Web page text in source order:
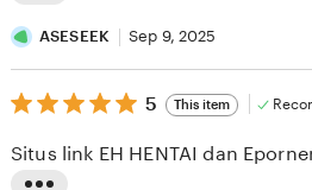
i
s
t
n
ASESEEK Sep 9, 2025
5
out
5
stars
5 This item
Situs link EH HENTAI dan